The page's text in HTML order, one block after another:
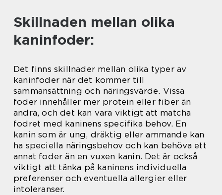
Skillnaden mellan olika
kaninfoder:
Det finns skillnader mellan olika typer av
kaninfoder när det kommer till
sammansättning och näringsvärde. Vissa
foder innehåller mer protein eller fiber än
andra, och det kan vara viktigt att matcha
fodret med kaninens specifika behov. En
kanin som är ung, dräktig eller ammande kan
ha speciella näringsbehov och kan behöva ett
annat foder än en vuxen kanin. Det är också
viktigt att tänka på kaninens individuella
preferenser och eventuella allergier eller
intoleranser.